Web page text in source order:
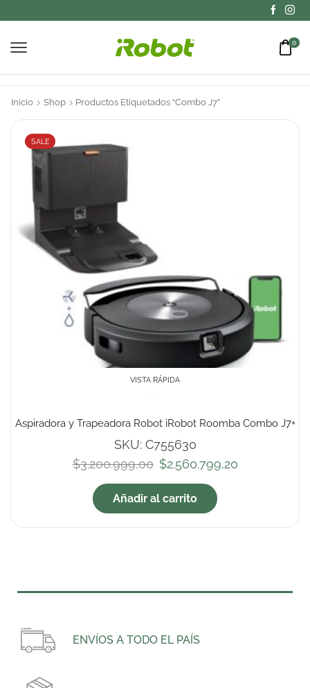
0
Inicio Shop Productos Etiquetados “Combo J7”
SALE
VISTA RÁPIDA
Aspiradora y Trapeadora Robot iRobot Roomba Combo J7+
SKU: C755630
$3.200.999,00 $2.560.799,20
Añadir al carrito
ENVÍOS A TODO EL PAÍS